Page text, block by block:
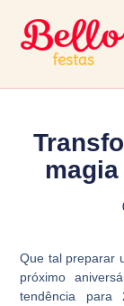
Que tal preparar
próximo
tendência